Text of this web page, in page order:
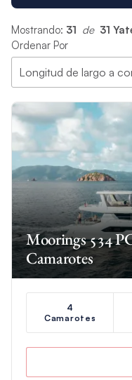
Mostrando: 31 de 31
Ordenar Por
Moorings 534
Camarotes
4
Camarotes